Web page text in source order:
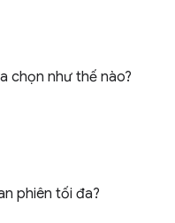
chọn như thế nào?
phiên tối đa?